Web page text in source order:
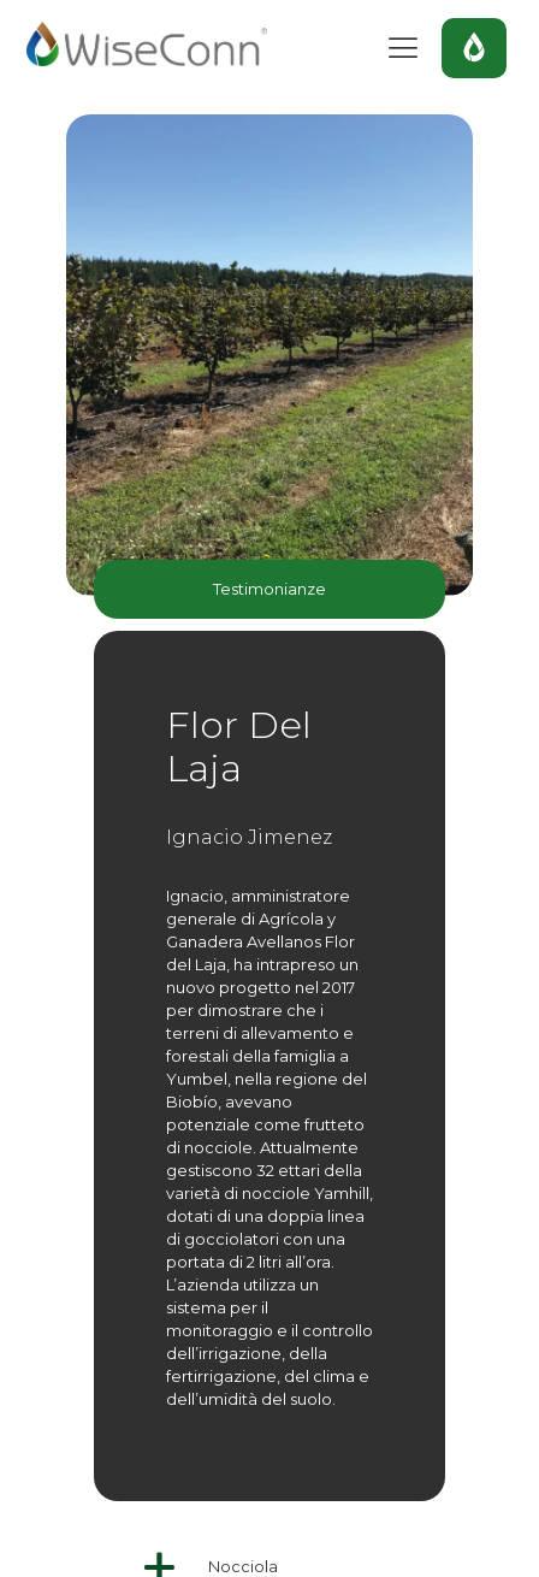
Testimonianze
Flor Del
Laja
Ignacio Jimenez
Ignacio, amministratore
generale di Agrícola y
Ganadera Avellanos Flor
del Laja, ha intrapreso un
nuovo progetto nel 2017
per dimostrare che i
terreni di allevamento e
forestali della famiglia a
Yumbel, nella regione del
Biobío, avevano
potenziale come frutteto
di nocciole. Attualmente
gestiscono 32 ettari della
varietà di nocciole Yamhill,
dotati di una doppia linea
di gocciolatori con una
portata di 2 litri all’ora.
L’azienda utilizza un
sistema per il
monitoraggio e il controllo
dell’irrigazione, della
fertirrigazione, del clima e
dell’umidità del suolo.
Nocciola